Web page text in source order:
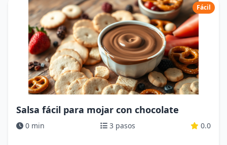
Fácil
Salsa fácil para mojar con chocolate
0 min 3 pasos 0.0